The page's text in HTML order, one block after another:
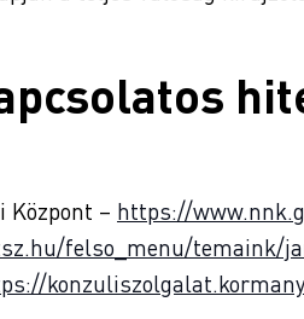
Központ – https://
felso_menu/temaink/